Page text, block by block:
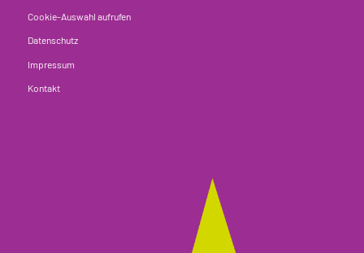
Cookie-Auswahl aufrufen
Datenschutz
Impressum
Kontakt